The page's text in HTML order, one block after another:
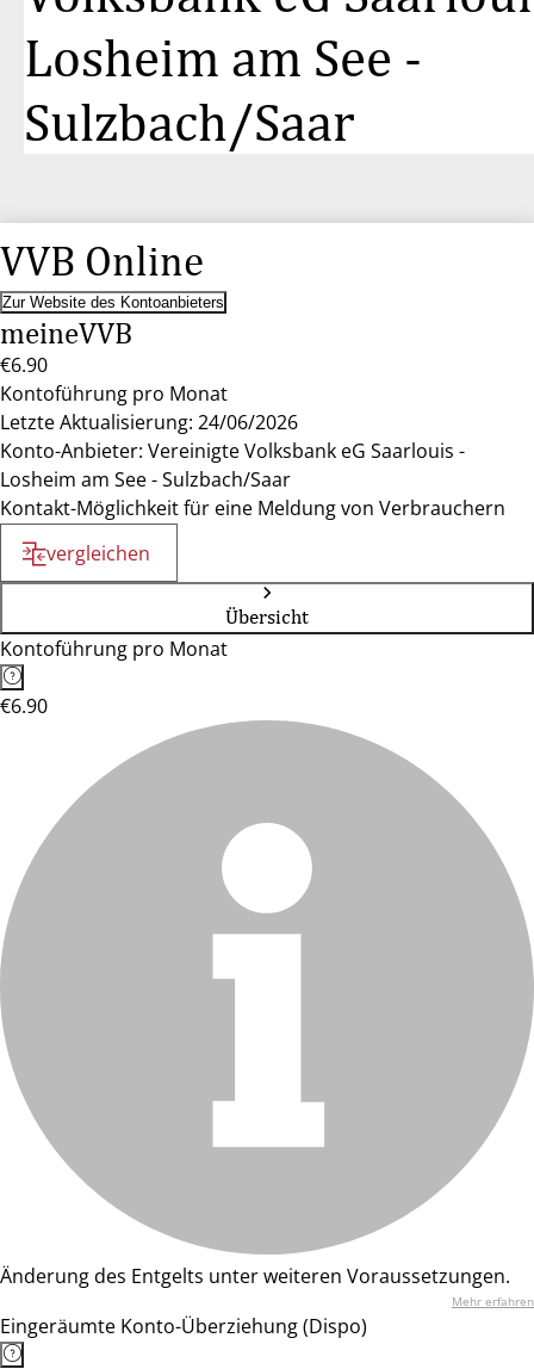
Losheim am See -
Sulzbach/Saar
VVB Online
Zur Website des Kontoanbieters
meineVVB
€6.90
Kontoführung pro Monat
Letzte Aktualisierung: 24/06/2026
Konto-Anbieter: Vereinigte Volksbank eG Saarlouis -
Losheim am See - Sulzbach/Saar
Kontakt-Möglichkeit für eine Meldung von Verbrauchern
vergleichen
Übersicht
Kontoführung pro Monat
€6.90
Änderung des Entgelts unter weiteren Voraussetzungen.
Mehr erfahren
Eingeräumte Konto-Überziehung (Dispo)